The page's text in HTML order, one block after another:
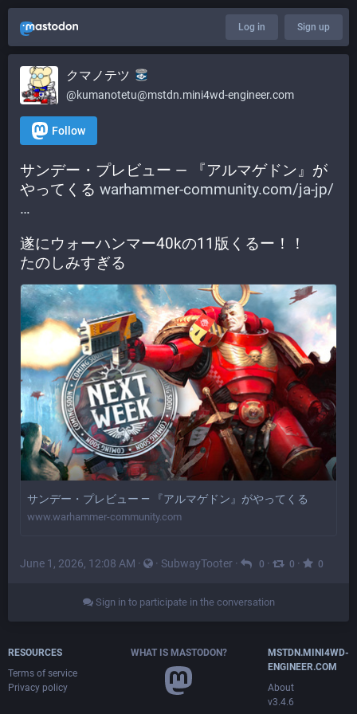
Log in Sign up
クマノテツ
@kumanotetu@mstdn.mini4wd-engineer.com
Follow
サンデー・プレビュー — 『アルマゲドン』が
やってくる warhammer-community.com/ja-jp/
遂にウォーハンマー40kの11版くるー！！
たのしみすぎる
サンデー・プレビュー — 『アルマゲドン』がやってくる
www.warhammer-community.com
June 1, 2026, 12:08 AM · · SubwayTooter · 0 · 0 · 0
Sign in to participate in the conversation
RESOURCES
Terms of service
Privacy policy
WHAT IS MASTODON?
MSTDN.MINI4WD-
ENGINEER.COM
About
v3.4.6